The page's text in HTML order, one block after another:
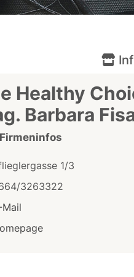
Healthy
Barbara
1/3
3263322
Mail